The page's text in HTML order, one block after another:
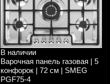
В наличии
Варочная панель газовая | 5
конфорок | 72 см | SMEG
PGF75-4